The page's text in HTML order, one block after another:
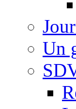
Un